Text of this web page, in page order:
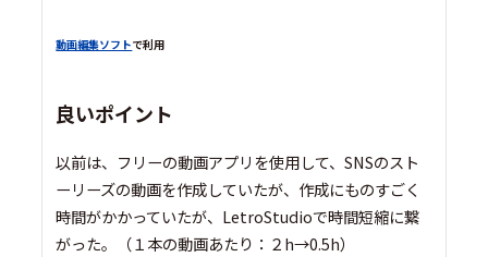
動画編集ソフトで利用
良いポイント
以前は、フリーの動画アプリを使用して、SNSのスト
ーリーズの動画を作成していたが、作成にものすごく
時間がかかっていたが、LetroStudioで時間短縮に繋
がった。（１本の動画あたり：２h→0.5h）